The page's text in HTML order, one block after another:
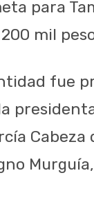
para
mil
fue
Cabeza